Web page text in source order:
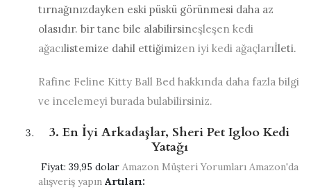
tırnağınızdayken eski püskü görünmesi daha az
olasıdır. bir tane bile alabilirsineşleşen kedi
ağacılistemize dahil ettiğimizen iyi kedi ağaçlarıİleti.
Rafine Feline Kitty Ball Bed hakkında daha fazla bilgi
ve incelemeyi burada bulabilirsiniz.
3. En İyi Arkadaşlar, Sheri Pet Igloo Kedi
Yatağı
Fiyat: 39,95 dolar Amazon Müşteri Yorumları Amazon'da
alışveriş yapın Artıları: